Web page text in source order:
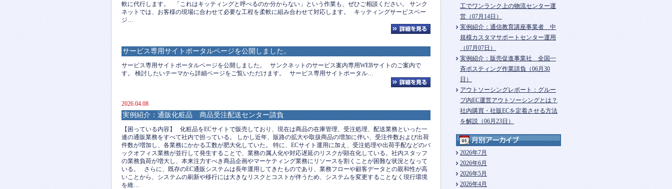
軟に代行します。 「これはキッティングと呼べるのか分からない」という作業も、ぜひご相談ください。 サンク
ネットでは、お客様の現場に合わせて必要な工程を柔軟に組み合わせて対応します。 キッティングサービスペー
ジ…
サービス専用サイトポータルページを公開しました。
サービス専用サイトポータルページを公開しました。 サンクネットのサービス案内専用WEBサイトのご案内で
す。 検討したいテーマから詳細ページをご覧いただけます。 サービス専用サイトポータル…
2026.04.08
実例紹介：通販化粧品 商品受注配送センター請負
【困っている内容】 化粧品をECサイトで販売しており、現在は商品の在庫管理、受注処理、配送業務といった一
連の通販業務をすべて社内で担っている。 しかし近年、販路の拡大や取扱商品の増加に伴い、受注件数および出荷
件数が増加し、各業務にかかる工数が肥大化していた。 特に、ECサイト運用に加え、受注処理や出荷手配などのバ
ックオフィス業務が並行して発生することで、業務の属人化や対応遅延のリスクが顕在化している。社内スタッフ
の業務負荷が増大し、本来注力すべき商品企画やマーケティング業務にリソースを割くことが困難な状況となって
いる。 さらに、既存のEC通販システムは長年運用してきたものであり、業務フローや顧客データとの親和性が高
いことから、システムの刷新や移行には大きなリスクとコストが伴うため、システムを変更することなく現行環境
を維…
工でワンランク上の物流センター運
営（07月14日）
実例紹介：通信教育講座事業者 中
規模カスタマサポートセンター運用
（07月07日）
実例紹介：販売促進事業社 全国一
斉ポスティング作業請負（06月30
日）
アウトソーシングレポート：グルー
プ内EC運営アウトソーシングとは？
社内購買・社販ECを定着させる方法
を解説（06月23日）
2026年7月
2026年6月
2026年5月
2026年4月